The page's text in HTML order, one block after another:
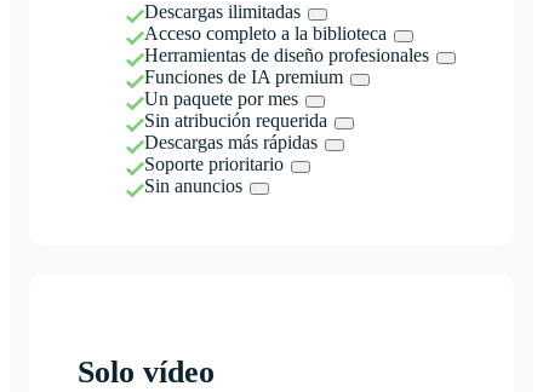
Descargas ilimitadas
Acceso completo a la biblioteca
Herramientas de diseño profesionales
Funciones de IA premium
Un paquete por mes
Sin atribución requerida
Descargas más rápidas
Soporte prioritario
Sin anuncios
Solo vídeo